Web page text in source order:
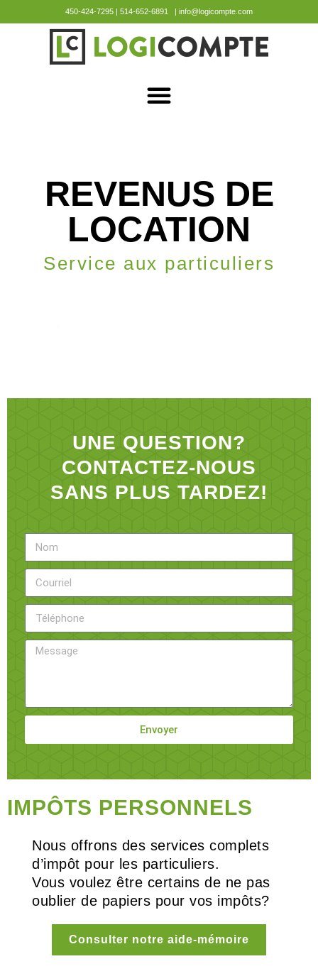
450-424-7295 | 514-652-6891 | info@logicompte.com
REVENUS DE
LOCATION
Service aux particuliers
UNE QUESTION?
CONTACTEZ-NOUS
SANS PLUS TARDEZ!
Envoyer
IMPÔTS PERSONNELS
Nous offrons des services complets
d’impôt pour les particuliers.
Vous voulez être certains de ne pas
oublier de papiers pour vos impôts?
Consulter notre aide-mémoire